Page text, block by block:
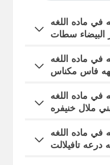
في ماده اللغه
البيضاء سطات
في ماده اللغه
فاس مكناس
في ماده اللغه
ملال خنيفره
في ماده اللغه
درعه تافيلالت